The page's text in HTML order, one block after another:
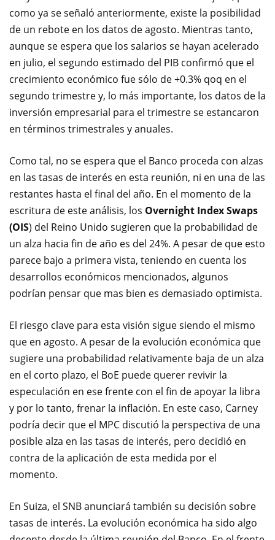
como ya se señaló anteriormente, existe la posibilidad
de un rebote en los datos de agosto. Mientras tanto,
aunque se espera que los salarios se hayan acelerado
en julio, el segundo estimado del PIB confirmó que el
crecimiento económico fue sólo de +0.3% qoq en el
segundo trimestre y, lo más importante, los datos de la
inversión empresarial para el trimestre se estancaron
en términos trimestrales y anuales.
Como tal, no se espera que el Banco proceda con alzas
en las tasas de interés en esta reunión, ni en una de las
restantes hasta el final del año. En el momento de la
escritura de este análisis, los Overnight Index Swaps
(OIS) del Reino Unido sugieren que la probabilidad de
un alza hacia fin de año es del 24%. A pesar de que esto
parece bajo a primera vista, teniendo en cuenta los
desarrollos económicos mencionados, algunos
podrían pensar que mas bien es demasiado optimista.
El riesgo clave para esta visión sigue siendo el mismo
que en agosto. A pesar de la evolución económica que
sugiere una probabilidad relativamente baja de un alza
en el corto plazo, el BoE puede querer revivir la
especulación en ese frente con el fin de apoyar la libra
y por lo tanto, frenar la inflación. En este caso, Carney
podría decir que el MPC discutió la perspectiva de una
posible alza en las tasas de interés, pero decidió en
contra de la aplicación de esta medida por el
momento.
En Suiza, el SNB anunciará también su decisión sobre
tasas de interés. La evolución económica ha sido algo